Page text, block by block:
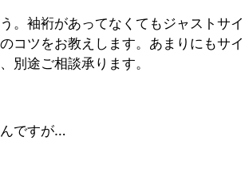
。袖裄があってなくてもジャストサイ
コツをお教えします。あまりにもサイ
別途ご相談承ります。
ですが…